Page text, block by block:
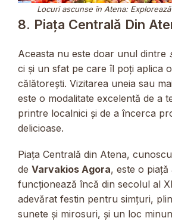
Locuri ascunse în Atena:
8. Piața Centrală Din
Aceasta nu este doar unul dintre
ci și un sfat pe care îl poți aplica
călătorești. Vizitarea uneia sau
este o modalitate excelentă de a
printre localnici și de a încerca
delicioase.
Piața Centrală din Atena,
de Varvakios Agora, este o piață
funcționează încă din secolul al
adevărat festin pentru simțuri,
sunete și mirosuri, și un loc